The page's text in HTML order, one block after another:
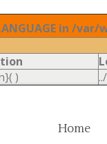
in /
)
Home